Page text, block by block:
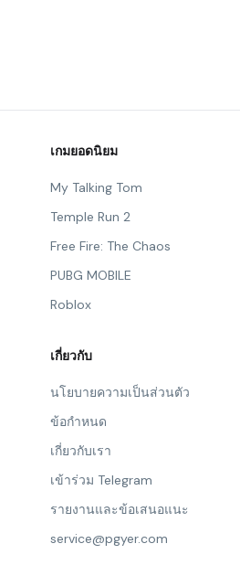
เกมยอดนิยม
My Talking Tom
Temple Run 2
Free Fire: The Chaos
PUBG MOBILE
Roblox
เกี่ยวกับ
นโยบายความเป็นส่วนตัว
ข้อกำหนด
เกี่ยวกับเรา
เข้าร่วม Telegram
รายงานและข้อเสนอแนะ
service@pgyer.com